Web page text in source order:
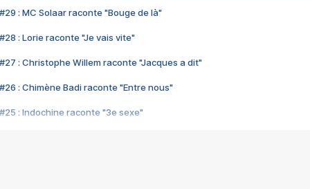
#29 : MC Solaar raconte "Bouge de là"
#28 : Lorie raconte "Je vais vite"
#27 : Christophe Willem raconte "Jacques a dit"
#26 : Chimène Badi raconte "Entre nous"
#25 : Indochine raconte "3e sexe"